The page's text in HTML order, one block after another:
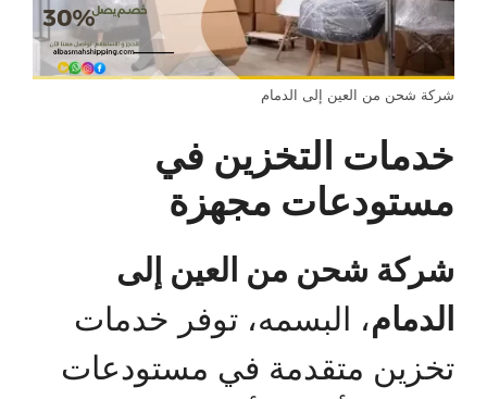
شركة شحن من العين إلى الدمام
خدمات التخزين في
مستودعات مجهزة
شركة شحن من العين إلى
الدمام، البسمه، توفر خدمات
تخزين متقدمة في مستودعات